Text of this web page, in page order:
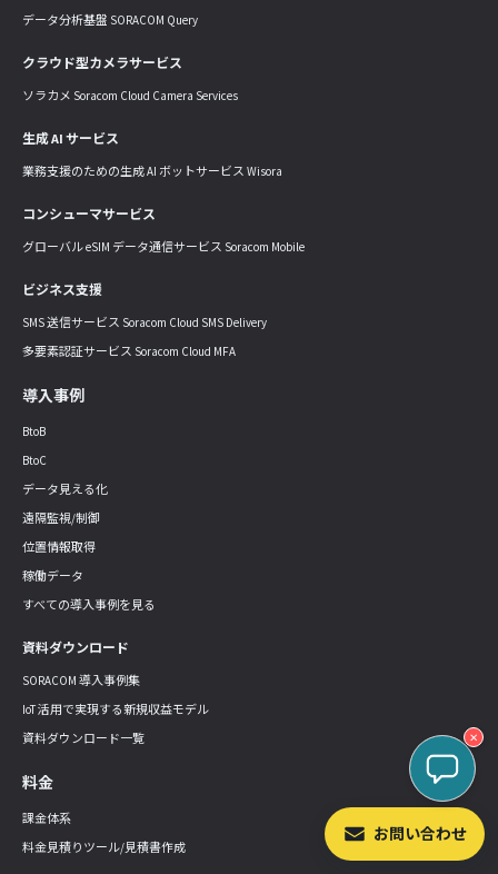
お問い合わせ
データ分析基盤 SORACOM Query
クラウド型カメラサービス
ソラカメ Soracom Cloud Camera Services
生成 AI サービス
業務支援のための生成 AI ボットサービス Wisora
コンシューマサービス
グローバル eSIM データ通信サービス Soracom Mobile
ビジネス支援
SMS 送信サービス Soracom Cloud SMS Delivery
多要素認証サービス Soracom Cloud MFA
導入事例
BtoB
BtoC
データ見える化
遠隔監視/制御
位置情報取得
稼働データ
すべての導入事例を見る
資料ダウンロード
SORACOM 導入事例集
IoT 活用で実現する新規収益モデル
資料ダウンロード一覧
料金
課金体系
料金見積りツール/見積書作成
✕